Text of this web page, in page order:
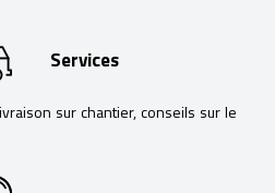
Services
sur chantier, conseils sur le